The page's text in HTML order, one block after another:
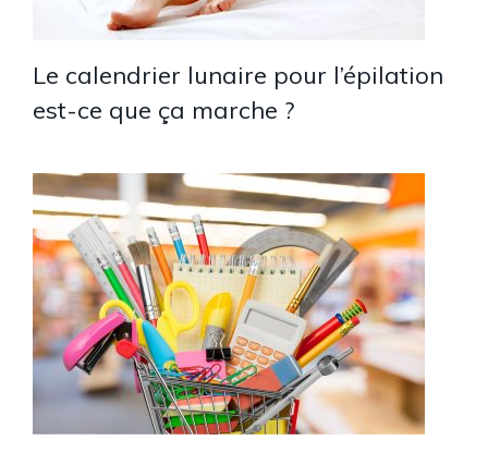
Le calendrier lunaire pour l’épilation
est-ce que ça marche ?